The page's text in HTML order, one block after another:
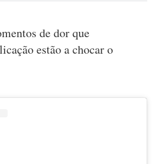
de dor que
estão a chocar o